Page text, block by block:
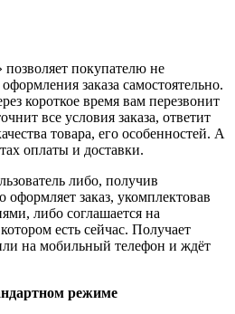
покупателю не
заказа самостоятельно.
короткое время вам перезвонит
все условия заказа, ответит
товара, его особенностей. А
оплаты и доставки.
либо, получив
оформляет заказ, укомплектовав
либо соглашается на
есть сейчас. Получает
на мобильный телефон и ждёт
режиме